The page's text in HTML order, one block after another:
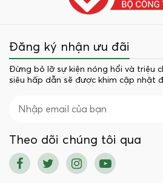
Đăng ký nhận ưu đãi
Đừng bỏ lỡ sự kiện nóng hổi và triệu
siêu hấp dẫn sẽ được khim cập nhật
Theo dõi chúng tôi qua